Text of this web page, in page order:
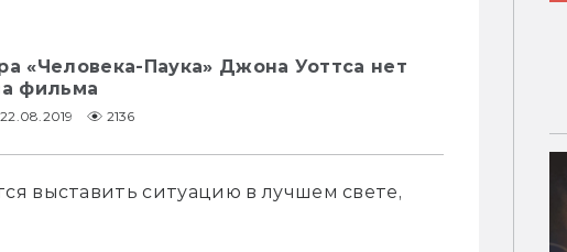
«Человека-Паука» Джона Уоттса нет
фильма
22.08.2019 2136
выставить ситуацию в лучшем свете,